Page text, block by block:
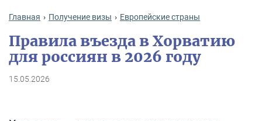
Главная Получение визы Европейские страны
Правила въезда в Хорватию
для россиян в 2026 году
15.05.2026